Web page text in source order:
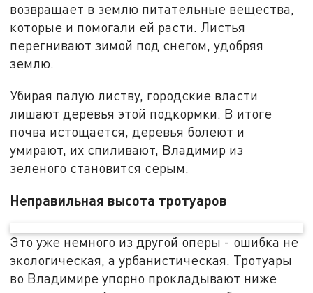
возвращает в землю питательные вещества,
которые и помогали ей расти. Листья
перегнивают зимой под снегом, удобряя
землю.
Убирая палую листву, городские власти
лишают деревья этой подкормки. В итоге
почва истощается, деревья болеют и
умирают, их спиливают, Владимир из
зеленого становится серым.
Неправильная высота тротуаров
Это уже немного из другой оперы - ошибка не
экологическая, а урбанистическая. Тротуары
во Владимире упорно прокладывают ниже